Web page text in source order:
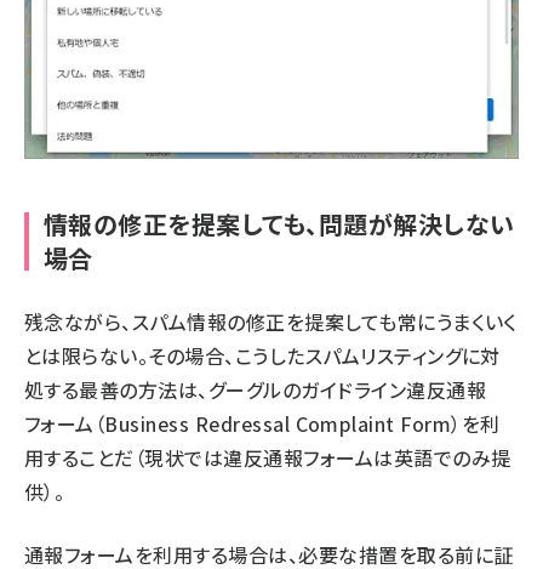
情報の修正を提案しても、問題が解決しない
場合
残念ながら、スパム情報の修正を提案しても常にうまくいく
とは限らない。その場合、こうしたスパムリスティングに対
処する最善の方法は、グーグルのガイドライン違反通報
フォーム （Business Redressal Complaint Form）を利
用することだ（現状では違反通報フォームは英語でのみ提
供）。
通報フォームを利用する場合は、必要な措置を取る前に証